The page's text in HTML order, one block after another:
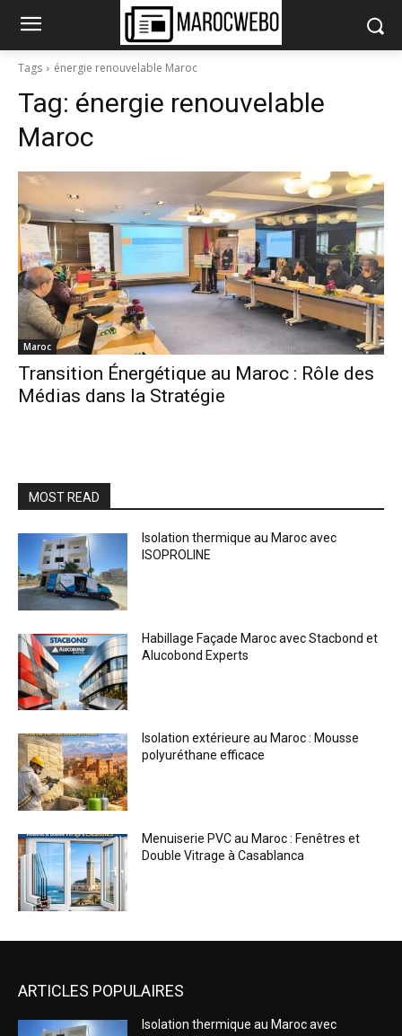
Tags énergie renouvelable Maroc
Tag: énergie renouvelable
Maroc
Maroc
Transition Énergétique au Maroc : Rôle des
Médias dans la Stratégie
MOST READ
Isolation thermique au Maroc avec
ISOPROLINE
Habillage Façade Maroc avec Stacbond et
Alucobond Experts
Isolation extérieure au Maroc : Mousse
polyuréthane efficace
Menuiserie PVC au Maroc : Fenêtres et
Double Vitrage à Casablanca
ARTICLES POPULAIRES
Isolation thermique au Maroc avec